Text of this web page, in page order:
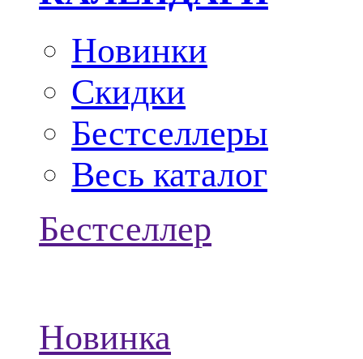
Новинки
Скидки
Бестселлеры
Весь каталог
Бестселлер
Новинка